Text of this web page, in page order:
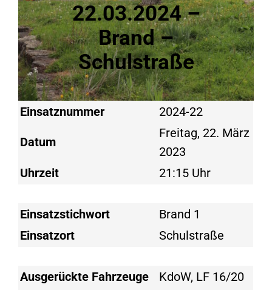
22.03.2024 –
Brand –
Schulstraße
Einsatznummer 2024-22
Datum
Freitag, 22. März
2023
Uhrzeit
21:15 Uhr
Einsatzstichwort
Brand 1
Einsatzort
Schulstraße
Ausgerückte Fahrzeuge
KdoW, LF 16/20